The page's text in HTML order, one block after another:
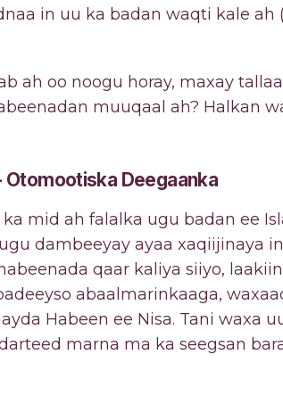
in uu ka badan waqti kale ah
ah oo noogu horay, maxay
muuqaal ah? Halkan
Otomootiska Deegaanka
mid ah falalka ugu badan ee
dambeeyay ayaa xaqiijinaya
qaar kaliya siiyo,
abaalmarinkaaga,
Habeen ee Nisa. Tani waxa
marna ma ka seegsan